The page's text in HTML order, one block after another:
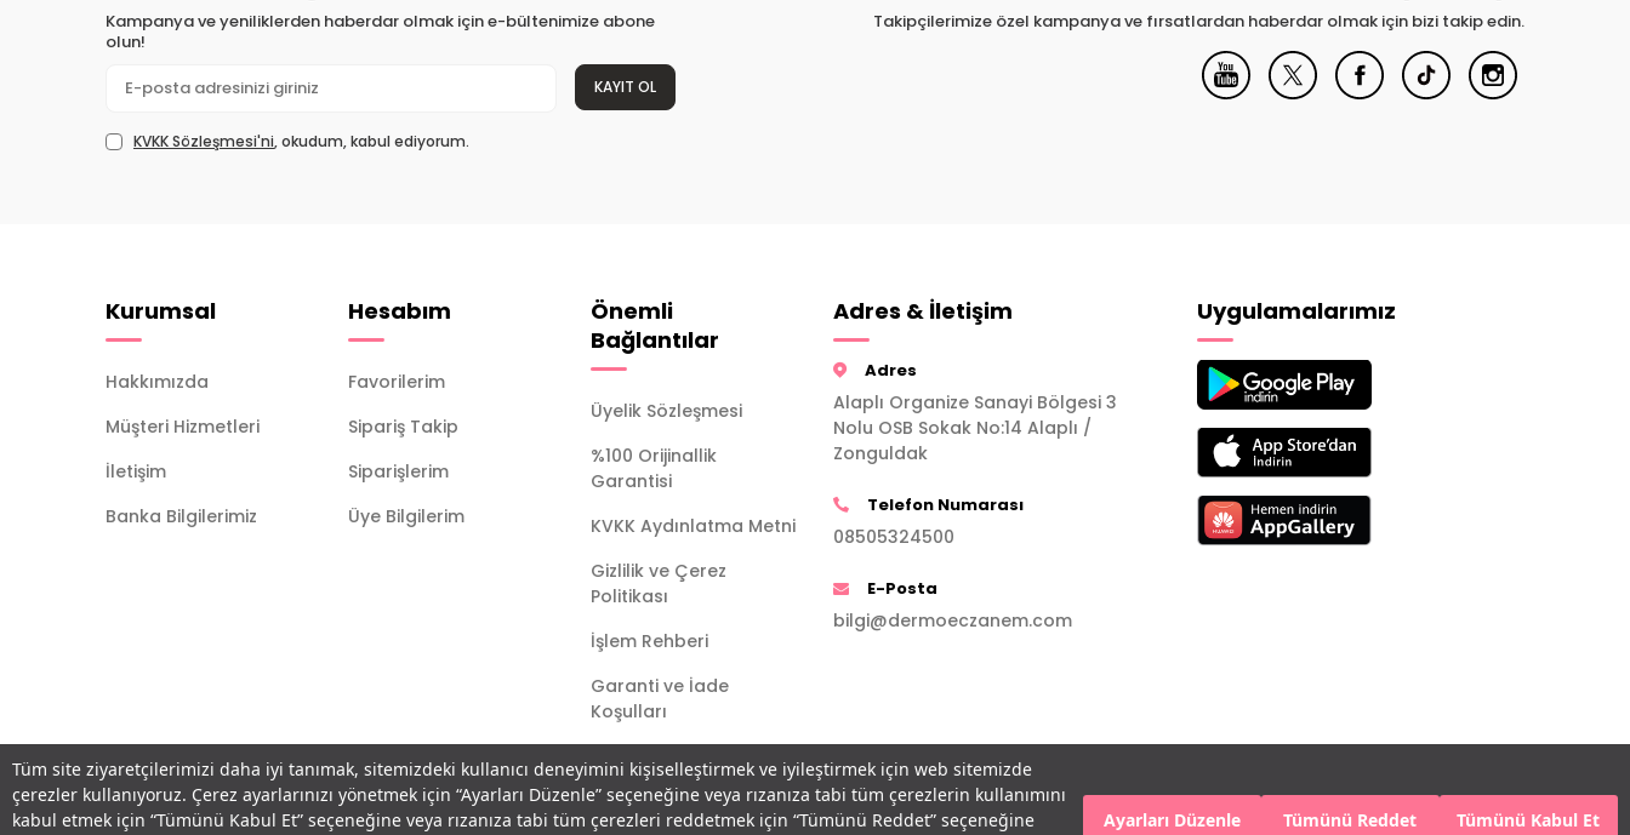
Tüm site ziyaretçilerimizi daha iyi tanımak, sitemizdeki kullanıcı deneyimini kişiselleştirmek ve iyileştirmek için web sitemizde
çerezler kullanıyoruz. Çerez ayarlarınızı yönetmek için “Ayarları Düzenle” seçeneğine veya rızanıza tabi tüm çerezlerin kullanımını
kabul etmek için “Tümünü Kabul Et” seçeneğine veya rızanıza tabi tüm çerezleri reddetmek için “Tümünü Reddet” seçeneğine
Ayarları Düzenle Tümünü Reddet Tümünü Kabul Et
Kampanya ve yeniliklerden haberdar olmak için e-bültenimize abone
olun!
KAYIT OL
KVKK Sözleşmesi'ni, okudum, kabul ediyorum.
Takipçilerimize özel kampanya ve fırsatlardan haberdar olmak için bizi takip edin.
Kurumsal
Hakkımızda
Müşteri Hizmetleri
İletişim
Banka Bilgilerimiz
Hesabım
Favorilerim
Sipariş Takip
Siparişlerim
Üye Bilgilerim
Önemli
Bağlantılar
Üyelik Sözleşmesi
%100 Orijinallik
Garantisi
KVKK Aydınlatma Metni
Gizlilik ve Çerez
Politikası
İşlem Rehberi
Garanti ve İade
Koşulları
Adres & İletişim
Adres
Alaplı Organize Sanayi Bölgesi 3
Nolu OSB Sokak No:14 Alaplı /
Zonguldak
Telefon Numarası
08505324500
E-Posta
bilgi@dermoeczanem.com
Uygulamalarımız